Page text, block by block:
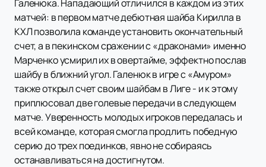
Галенюка. Нападающий отличился в каждом из этих
матчей: в первом матче дебютная шайба Кирилла в
КХЛ позволила команде установить окончательный
счет, а в пекинском сражении с «драконами» именно
Марченко усмирил их в овертайме, эффектно послав
шайбу в ближний угол. Галенюк в игре с «Амуром»
также открыл счет своим шайбам в Лиге - и к этому
приплюсовал две голевые передачи в следующем
матче. Уверенность молодых игроков передалась и
всей команде, которая смогла продлить победную
серию до трех поединков, явно не собираясь
останавливаться на достигнутом.